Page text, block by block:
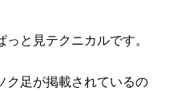
と見テクニカルです。
ク足が掲載されているの